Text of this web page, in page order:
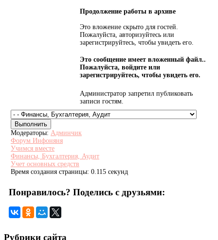
Продолжение работы в архиве
Это вложение скрыто для гостей.
Пожалуйста, авторизуйтесь или
зарегистрируйтесь, чтобы увидеть его.
Это сообщение имеет вложенный файл..
Пожалуйста, войдите или
зарегистрируйтесь, чтобы увидеть его.
Администратор запретил публиковать
записи гостям.
Модераторы: Админчик
Форум Инфоняня
Учимся вместе
Финансы, Бухгалтерия, Аудит
Учет основных средств
Время создания страницы: 0.115 секунд
Понравилось? Поделись с друзьями:
Рубрики сайта